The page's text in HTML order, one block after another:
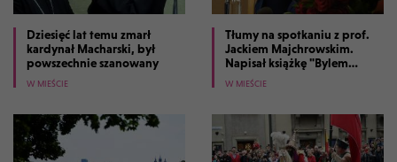
Dziesięć lat temu zmarł
kardynał Macharski, był
powszechnie szanowany
W MIEŚCIE
Tłumy na spotkaniu z prof.
Jackiem Majchrowskim.
Napisał książkę "Bylem
prezydentem Krakowa"
W MIEŚCIE